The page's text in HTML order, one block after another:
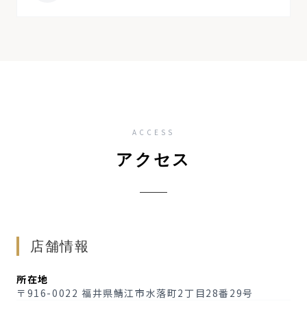
ACCESS
アクセス
店舗情報
所在地
〒916-0022 福井県鯖江市水落町2丁目28番29号